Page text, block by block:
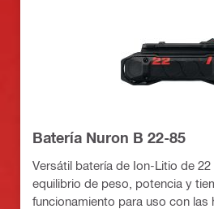
Batería Nuron B 22-85
Versátil batería de Ion-Litio de
equilibrio de peso, potencia y
funcionamiento para uso con las